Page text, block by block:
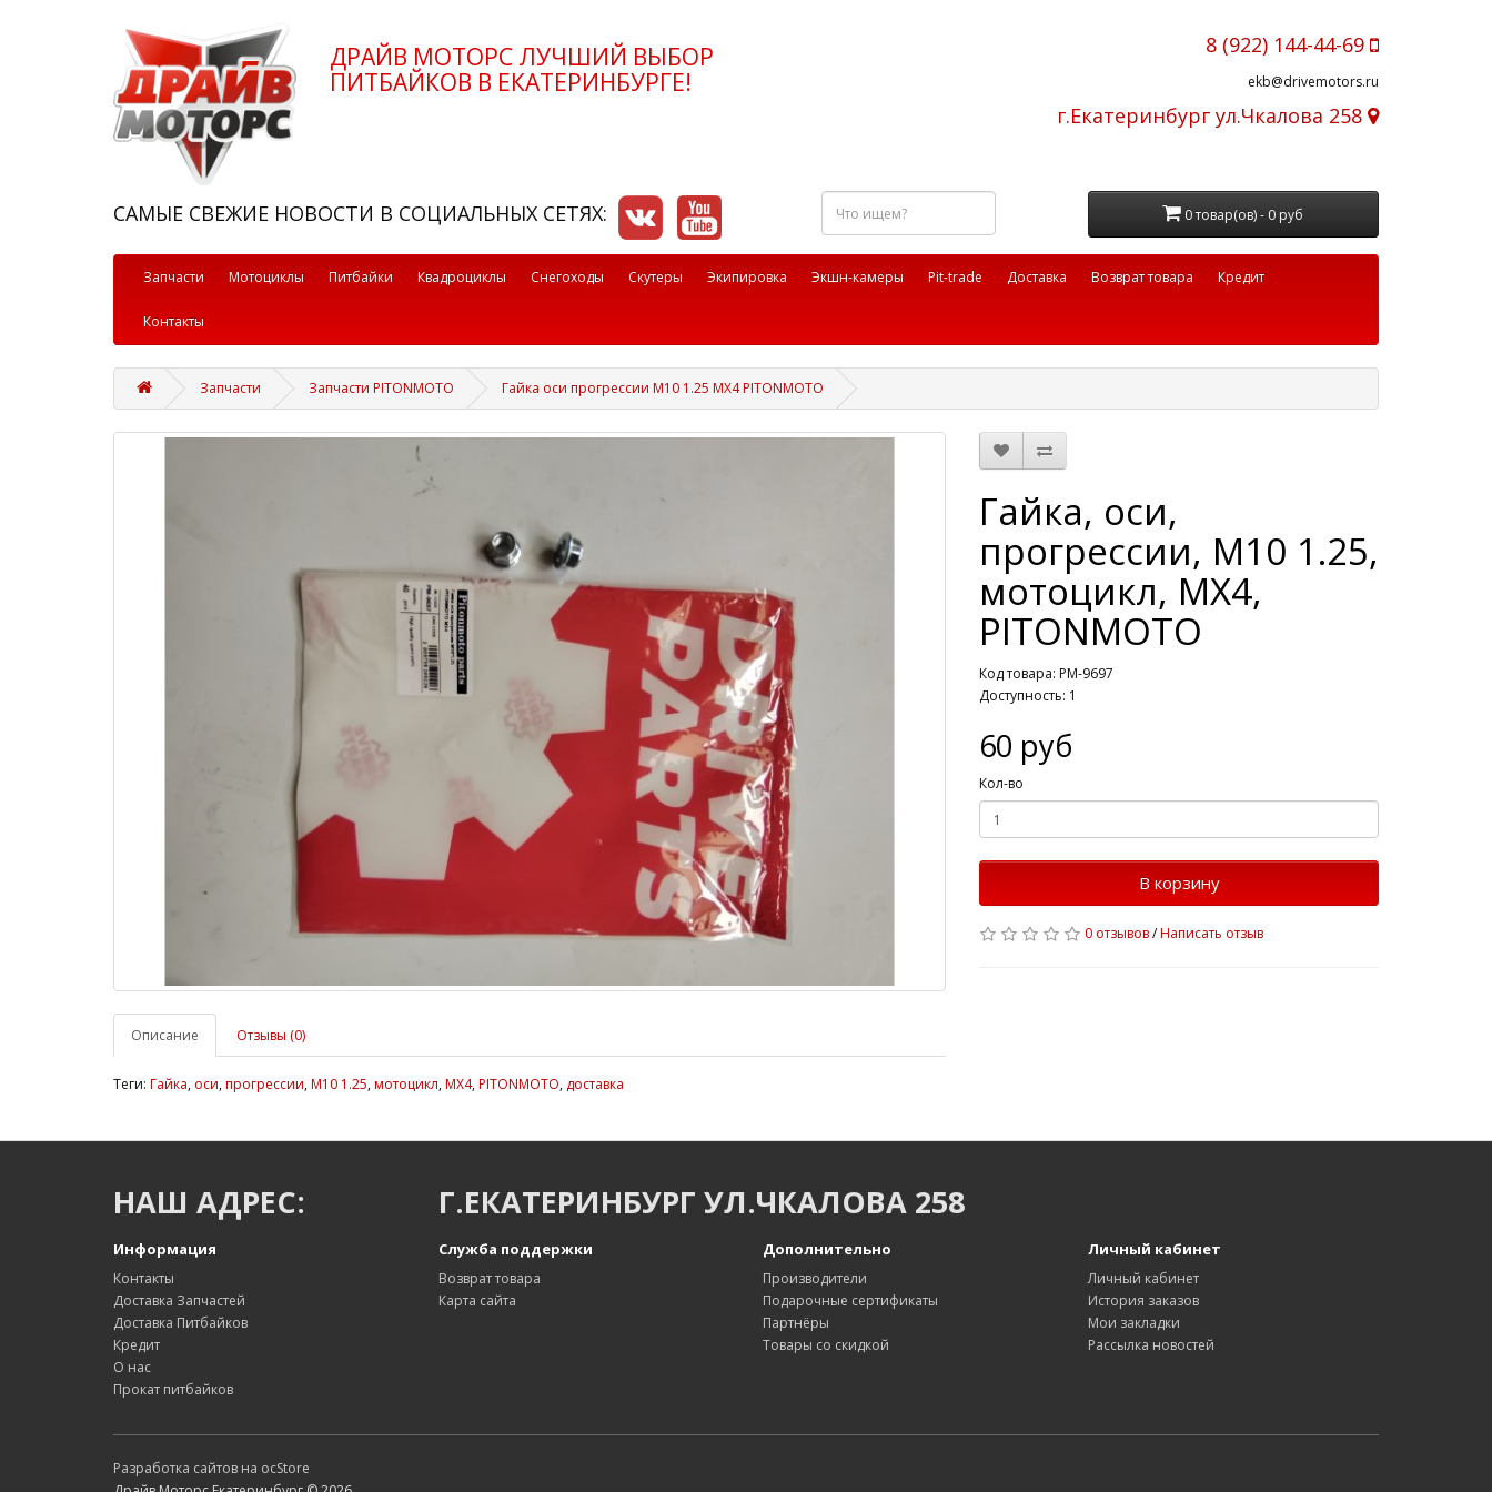
ДРАЙВ МОТОРС ЛУЧШИЙ ВЫБОР
ПИТБАЙКОВ В ЕКАТЕРИНБУРГЕ!
8 (922) 144-44-69
ekb@drivemotors.ru
г.Екатеринбург ул.Чкалова 258
САМЫЕ СВЕЖИЕ НОВОСТИ В СОЦИАЛЬНЫХ СЕТЯХ:
Что
ищем?
0 товар(ов) - 0 руб
Запчасти Мотоциклы Питбайки Квадроциклы Снегоходы Скутеры Экипировка Экшн-камеры Pit-trade Доставка Возврат товара Кредит
Контакты
Запчасти Запчасти PITONMOTO Гайка оси прогрессии М10 1.25 MX4 PITONMOTO
Описание Отзывы (0)
Гайка, оси,
прогрессии, М10 1.25,
мотоцикл, MX4,
PITONMOTO
Код товара: PM-9697
Доступность: 1
60 руб
Кол-во
В корзину
0 отзывов/Написать отзыв
Теги: Гайка, оси,прогрессии,М10 1.25,мотоцикл,MX4,PITONMOTO, доставка
НАШ АДРЕС: Г.ЕКАТЕРИНБУРГ УЛ.ЧКАЛОВА 258
Информация
Контакты
Доставка Запчастей
Доставка Питбайков
Кредит
О нас
Прокат питбайков
Служба поддержки
Возврат товара
Карта сайта
Дополнительно
Производители
Подарочные сертификаты
Партнёры
Товары со скидкой
Личный кабинет
Личный кабинет
История заказов
Мои закладки
Рассылка новостей
Разработка сайтов на ocStore